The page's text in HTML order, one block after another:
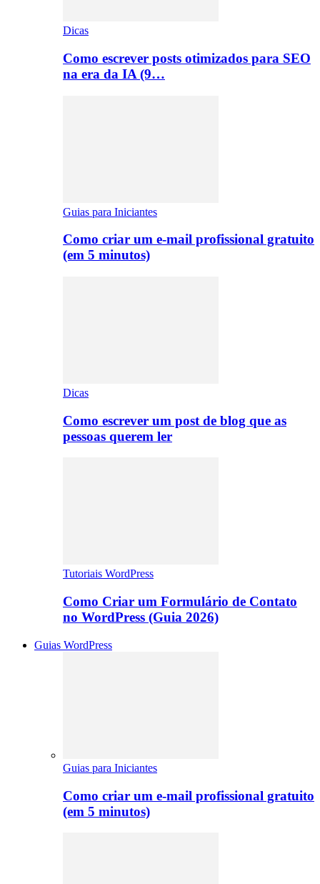
Dicas
Como escrever posts otimizados para SEO
na era da IA (9…
Guias para Iniciantes
Como criar um e-mail profissional gratuito
(em 5 minutos)
Dicas
Como escrever um post de blog que as
pessoas querem ler
Tutoriais WordPress
Como Criar um Formulário de Contato
no WordPress (Guia 2026)
Guias WordPress
Guias para Iniciantes
Como criar um e-mail profissional gratuito
(em 5 minutos)